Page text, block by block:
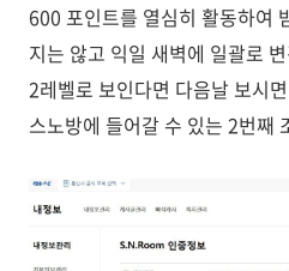
600 포인트를 열심히 활동하여
지는 않고 익일 새벽에 일괄로
2레벨로 보인다면 다음날 보시
스노방에 들어갈 수 있는 2번째